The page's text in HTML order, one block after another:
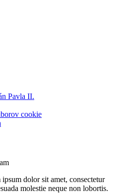
Pavla II.
cookie
dolor sit amet, consectetur
molestie neque non lobortis.